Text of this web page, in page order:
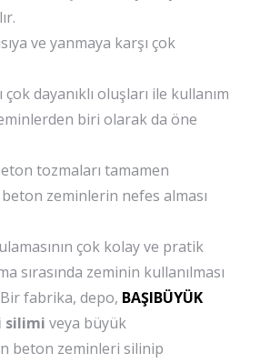
ve yanmaya karşı çok
çok dayanıklı oluşları ile kullanım
biri olarak da öne
tozmaları tamamen
zeminlerin nefes alması
çok kolay ve pratik
sırasında zeminin kullanılması
fabrika, depo, BAŞIBÜYÜK
silimi veya büyük
beton zeminleri silinip